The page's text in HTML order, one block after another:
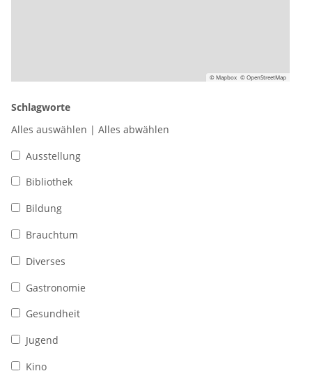
© Mapbox © OpenStreetMap
Schlagworte
Alles auswählen | Alles abwählen
Ausstellung
Bibliothek
Bildung
Brauchtum
Diverses
Gastronomie
Gesundheit
Jugend
Kino